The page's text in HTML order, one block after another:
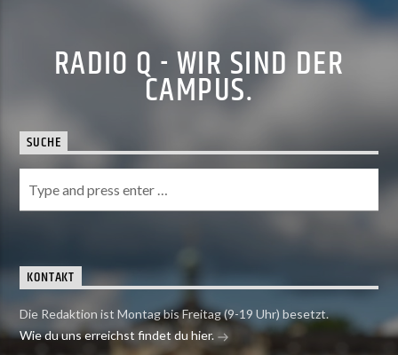
RADIO Q - WIR SIND DER
CAMPUS.
SUCHE
KONTAKT
Die Redaktion ist Montag bis Freitag (9-19 Uhr) besetzt.
Wie du uns erreichst findet du hier.